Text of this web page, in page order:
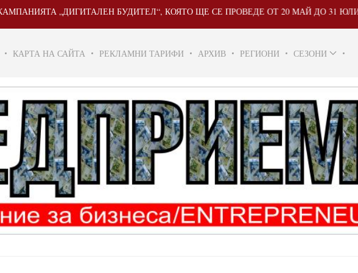
„ДИГИТАЛЕН БУДИТЕЛ“, КОЯТО ЩЕ СЕ ПРОВЕДЕ ОТ 20 МАЙ ДО 31 ЮЛИ 2026 Г.
КАРТА НА САЙТА РЕКЛАМНИ ТАРИФИ АРХИВ РЕГИОНИ СЕЗОНИ